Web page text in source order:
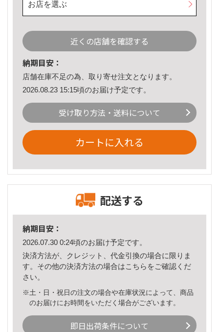
お店を選ぶ
近くの店舗を確認する
納期目安：
店舗在庫不足の為、取り寄せ注文となります。
2026.08.23 15:15頃のお届け予定です。
受け取り方法・送料について
カートに入れる
配送する
納期目安：
2026.07.30 0:24頃のお届け予定です。
決済方法が、クレジット、代金引換の場合に限りま
す。その他の決済方法の場合はこちら をご確認くだ
さい。
※土・日・祝日の注文の場合や在庫状況によって、商品
のお届けにお時間をいただく場合がございます。
即日出荷条件について